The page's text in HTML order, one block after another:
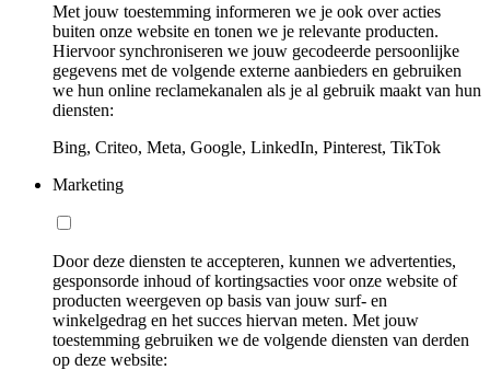
Met jouw toestemming informeren we je ook over acties
buiten onze website en tonen we je relevante producten.
Hiervoor synchroniseren we jouw gecodeerde persoonlijke
gegevens met de volgende externe aanbieders en gebruiken
we hun online reclamekanalen als je al gebruik maakt van hun
diensten:
Bing, Criteo, Meta, Google, LinkedIn, Pinterest, TikTok
Marketing
Door deze diensten te accepteren, kunnen we advertenties,
gesponsorde inhoud of kortingsacties voor onze website of
producten weergeven op basis van jouw surf- en
winkelgedrag en het succes hiervan meten. Met jouw
toestemming gebruiken we de volgende diensten van derden
op deze website: